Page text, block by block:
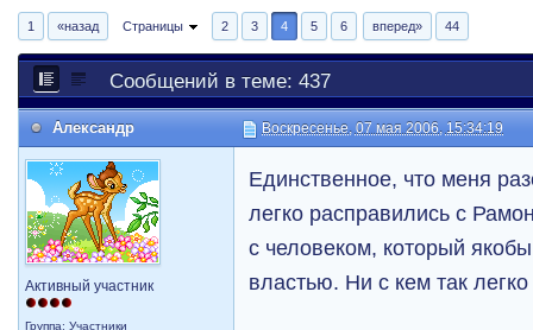
1 «назад Страницы 2 3 4 5 6 вперед» 44
Сообщений в теме: 437
Александр Воскресенье, 07 мая 2006, 15:34:19
Активный участник
Группа: Участники
Единственное, что меня
легко расправились с
с человеком, который
властью. Ни с кем так